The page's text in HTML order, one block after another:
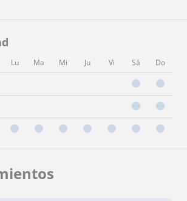
Lu Ma Mi Ju Vi Sá Do